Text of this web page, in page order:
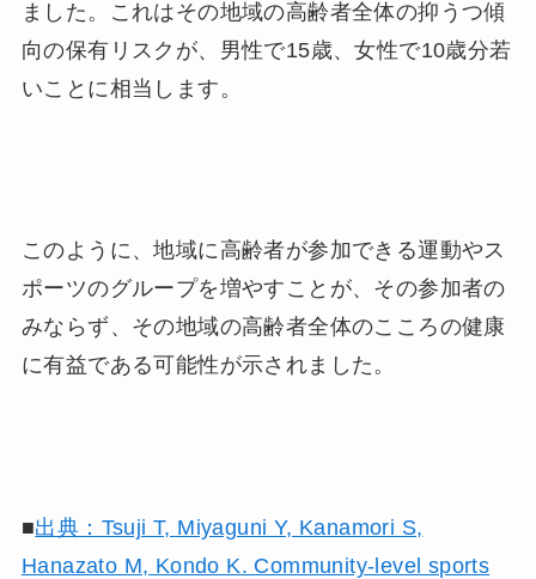
ました。これはその地域の高齢者全体の抑うつ傾
向の保有リスクが、男性で15歳、女性で10歳分若
いことに相当します。
このように、地域に高齢者が参加できる運動やス
ポーツのグループを増やすことが、その参加者の
みならず、その地域の高齢者全体のこころの健康
に有益である可能性が示されました。
■出典：Tsuji T, Miyaguni Y, Kanamori S,
Hanazato M, Kondo K. Community-level sports